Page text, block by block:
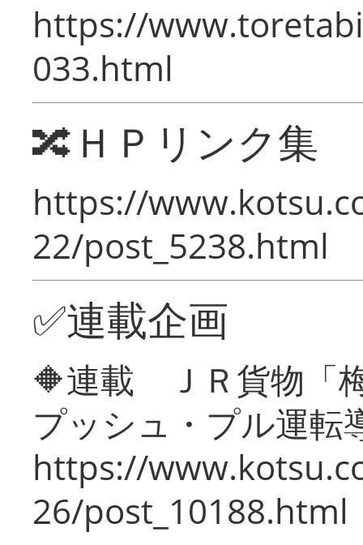
https://
033.html
🔀ＨＰリンク集
https://
22/post_5238.html
✅連載企画
🔶連載 ＪＲ貨物「
プッシュ・プル運転
https://
26/post_10188.html